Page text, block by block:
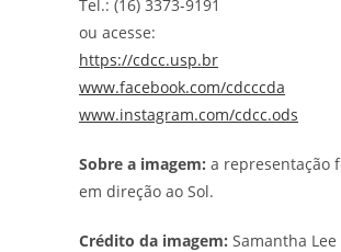
Tel.: (16) 3373-9191
ou acesse:
https://cdcc.usp.br
www.facebook.com/cdcccda
www.instagram.com/cdcc.ods
Sobre a imagem: a representação
em direção ao Sol.
Crédito da imagem: Samantha